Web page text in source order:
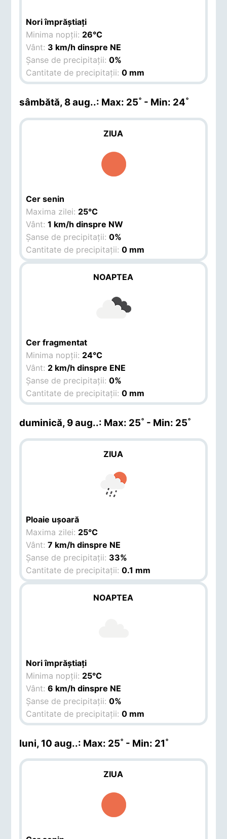
Nori împrăștiați
Minima nopții: 26°C
Vânt: 3 km/h dinspre NE
Șanse de precipitații:0%
Cantitate de precipitații:0 mm
sâmbătă, 8 aug..: Max: 25˚ - Min: 24˚
ZIUA
Cer senin
Maxima zilei: 25°C
Vânt:1 km/h dinspre NW
Șanse de precipitații:0%
Cantitate de precipitații:0 mm
NOAPTEA
Cer fragmentat
Minima nopții: 24°C
Vânt: 2 km/h dinspre ENE
Șanse de precipitații:0%
Cantitate de precipitații:0 mm
duminică, 9 aug..: Max: 25˚ - Min: 25˚
ZIUA
Ploaie ușoară
Maxima zilei: 25°C
Vânt:7 km/h dinspre NE
Șanse de precipitații: 33%
Cantitate de precipitații:0.1 mm
NOAPTEA
Nori împrăștiați
Minima nopții: 25°C
Vânt:6 km/h dinspre NE
Șanse de precipitații:0%
Cantitate de precipitații:0 mm
luni, 10 aug..: Max: 25˚ - Min: 21˚
ZIUA